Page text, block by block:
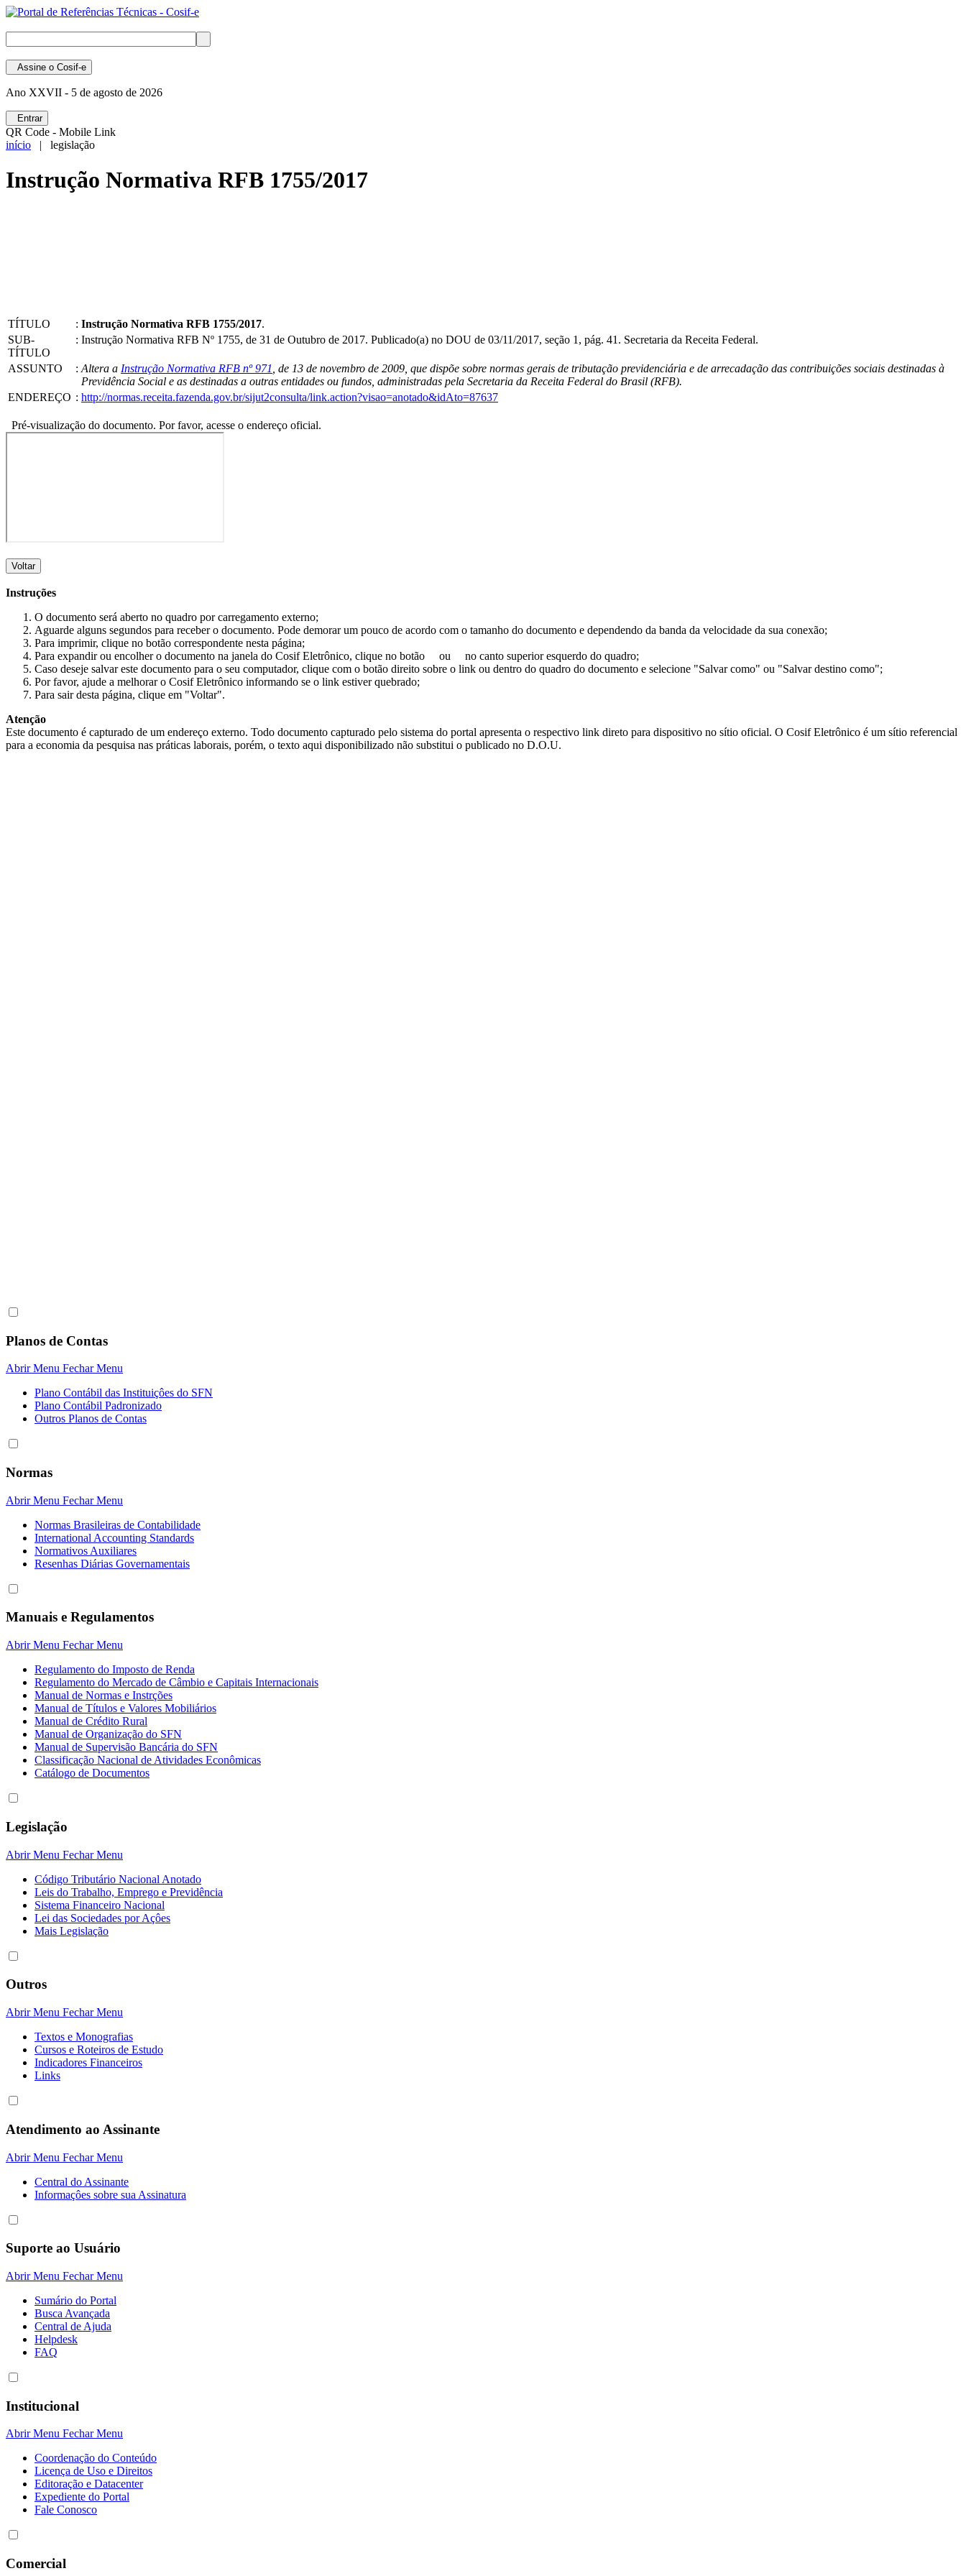
Assine o Cosif-e
Ano XXVII - 5 de agosto de 2026
Entrar
QR Code - Mobile Link
início | legislação
Instrução Normativa RFB 1755/2017
TÍTULO : Instrução Normativa RFB 1755/2017.
SUB-
TÍTULO
: Instrução Normativa RFB Nº 1755, de 31 de Outubro de 2017. Publicado(a) no DOU de 03/11/2017, seção 1, pág. 41. Secretaria da Receita Federal.
ASSUNTO : Altera a Instrução Normativa RFB nº 971 , de 13 de novembro de 2009, que dispõe sobre normas gerais de tributação previdenciária e de arrecadação das contribuições sociais destinadas à
Previdência Social e as destinadas a outras entidades ou fundos, administradas pela Secretaria da Receita Federal do Brasil (RFB).
ENDEREÇO : http://normas.receita.fazenda.gov.br/sijut2consulta/link.action?visao=anotado&idAto=87637
Pré-visualização do documento. Por favor, acesse o endereço oficial.
Voltar
Instruções
O documento será aberto no quadro por carregamento externo;
Aguarde alguns segundos para receber o documento. Pode demorar um pouco de acordo com o tamanho do documento e dependendo da banda da velocidade da sua conexão;
Para imprimir, clique no botão correspondente nesta página;
Para expandir ou encolher o documento na janela do Cosif Eletrônico, clique no botão
ou
no canto superior esquerdo do quadro;
Caso deseje salvar este documento para o seu computador, clique com o botão direito sobre o link ou dentro do quadro do documento e selecione "Salvar como" ou "Salvar destino como";
Por favor, ajude a melhorar o Cosif Eletrônico informando se o link estiver quebrado;
Para sair desta página, clique em "Voltar".
Atenção
Este documento é capturado de um endereço externo. Todo documento capturado pelo sistema do portal apresenta o respectivo link direto para dispositivo no sítio oficial. O Cosif Eletrônico é um sítio referencial
para a economia da pesquisa nas práticas laborais, porém, o texto aqui disponibilizado não substitui o publicado no D.O.U.
Planos de Contas
Abrir Menu Fechar Menu
Plano Contábil das Instituiçôes do SFN
Plano Contábil Padronizado
Outros Planos de Contas
Normas
Abrir Menu Fechar Menu
Normas Brasileiras de Contabilidade
International Accounting Standards
Normativos Auxiliares
Resenhas Diárias Governamentais
Manuais e Regulamentos
Abrir Menu Fechar Menu
Regulamento do Imposto de Renda
Regulamento do Mercado de Câmbio e Capitais Internacionais
Manual de Normas e Instrções
Manual de Títulos e Valores Mobiliários
Manual de Crédito Rural
Manual de Organização do SFN
Manual de Supervisão Bancária do SFN
Classificação Nacional de Atividades Econômicas
Catálogo de Documentos
Legislação
Abrir Menu Fechar Menu
Código Tributário Nacional Anotado
Leis do Trabalho, Emprego e Previdência
Sistema Financeiro Nacional
Lei das Sociedades por Açôes
Mais Legislação
Outros
Abrir Menu Fechar Menu
Textos e Monografias
Cursos e Roteiros de Estudo
Indicadores Financeiros
Links
Atendimento ao Assinante
Abrir Menu Fechar Menu
Central do Assinante
Informaçôes sobre sua Assinatura
Suporte ao Usuário
Abrir Menu Fechar Menu
Sumário do Portal
Busca Avançada
Central de Ajuda
Helpdesk
FAQ
Institucional
Abrir Menu Fechar Menu
Coordenação do Conteúdo
Licença de Uso e Direitos
Editoração e Datacenter
Expediente do Portal
Fale Conosco
Comercial